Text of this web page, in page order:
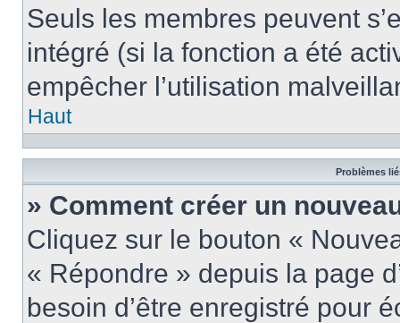
Seuls les membres peuvent
intégré (si la fonction a été
empêcher l’utilisation
Haut
Problèmes
» Comment créer un
Cliquez sur le bouton «
« Répondre » depuis la page
besoin d’être enregistré pour